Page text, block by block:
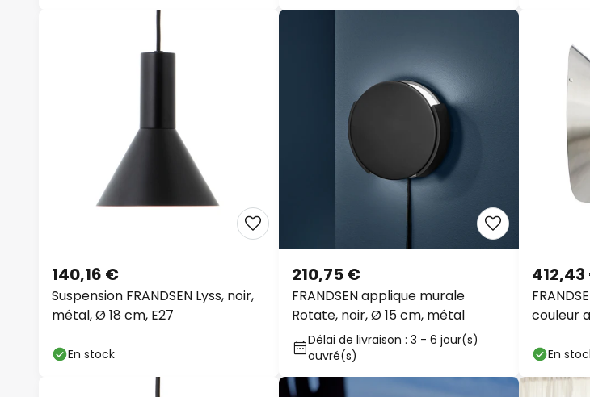
Suspension FRANDSEN Lyss, noir,
métal, Ø 18 cm, E27
140,16 €
En stock
FRANDSEN applique murale
Rotate, noir, Ø 15 cm, métal
210,75 €
Délai de livraison : 3 - 6 jour(s)
ouvré(s)
couleur
412,43
En stock